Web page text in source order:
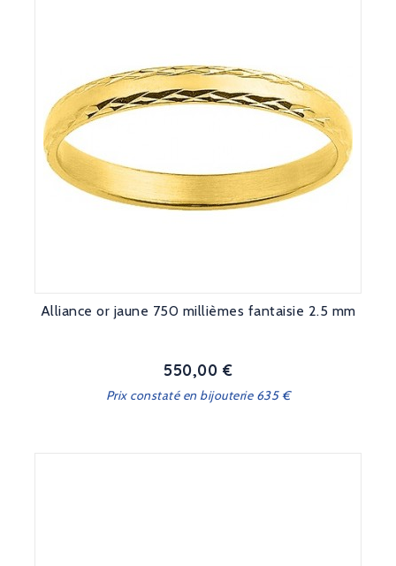
Alliance or jaune 750 millièmes fantaisie 2.5 mm
Prix
550,00 €
Prix constaté en bijouterie 635 €